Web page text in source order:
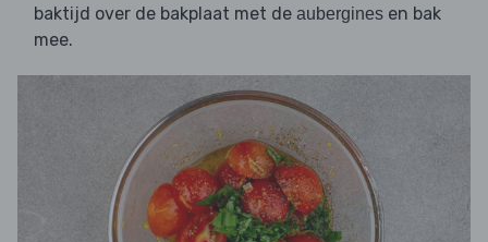
baktijd over de bakplaat met de aubergines en bak
mee.